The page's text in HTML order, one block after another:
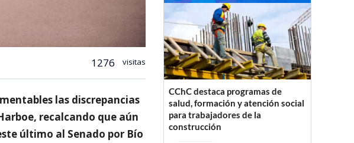
1276 visitas
las discrepancias
recalcando que aún
último al Senado por Bío
CChC destaca programas de
salud, formación y atención social
para trabajadores de la
construcción